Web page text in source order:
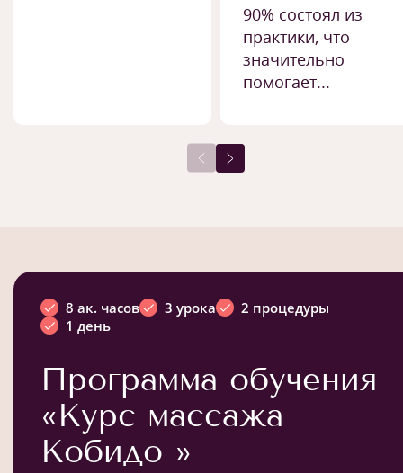
90% состоял из
практики, что
значительно
помогает...
8 ак. часов 3 урока
2 процедуры
1 день
Программа обучения
«Курс массажа
Кобидо »